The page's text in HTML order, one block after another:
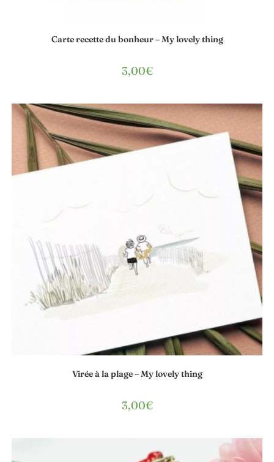
Carte recette du bonheur – My lovely thing
3,00€
Virée à la plage – My lovely thing
3,00€